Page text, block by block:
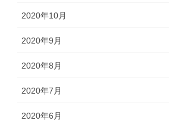
2020年10月
2020年9月
2020年8月
2020年7月
2020年6月